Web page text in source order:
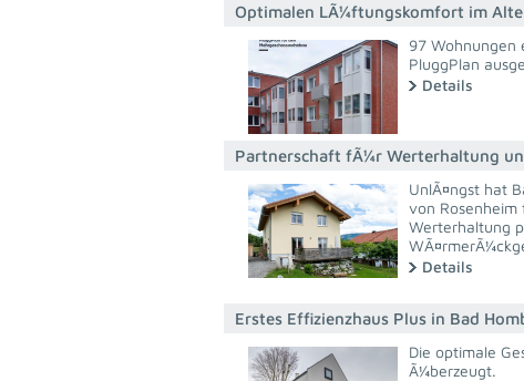
Optimalen LÃ¼ftungskomfort im
97 Wohnungen
PluggPlan
Details
Partnerschaft fÃ¼r Werterhaltung
UnlÃ¤ngst hat
von Rosenheim
Werterhaltung
Details
Erstes Effizienzhaus Plus in Bad
Die optimale
Ã¼berzeugt.